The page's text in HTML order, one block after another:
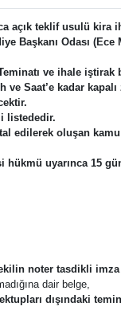
açık teklif usulü kira
Başkanı Odası (Ece
ve ihale iştirak
ve Saat’e kadar
listededir.
edilerek oluşan kamu
hükmü uyarınca 15
noter tasdikli
dair belge,
dışındaki